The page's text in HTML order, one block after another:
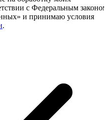
с Федеральным законом
и принимаю условия
.